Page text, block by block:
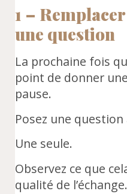
1 –
une question
La prochaine fois
point de donner
pause.
Posez une question
Une seule.
Observez ce que
qualité de l’échange.